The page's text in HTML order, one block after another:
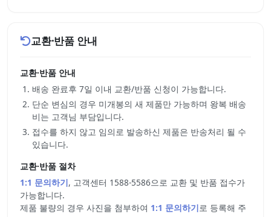
교환·반품 안내
교환·반품 안내
배송 완료후 7일 이내 교환/반품 신청이 가능합니다.
단순 변심의 경우 미개봉의 새 제품만 가능하며 왕복 배송
비는 고객님 부담입니다.
접수를 하지 않고 임의로 발송하신 제품은 반송처리 될 수
있습니다.
교환·반품 절차
1:1 문의하기, 고객센터 1588-5586으로 교환 및 반품 접수가
가능합니다.
제품 불량의 경우 사진을 첨부하여 1:1 문의하기로 등록해 주